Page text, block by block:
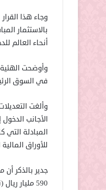
وجاء هذا
بالاستثمار
أنحاء العالم
وأوضحت
في السوق
وألغت
الأجانب
المبادلة التي
للأوراق